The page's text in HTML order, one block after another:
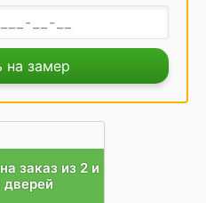
на замер
заказ из 2 и
дверей